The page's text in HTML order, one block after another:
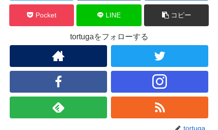
Pocket LINE コピー
tortugaをフォローする
tortuga